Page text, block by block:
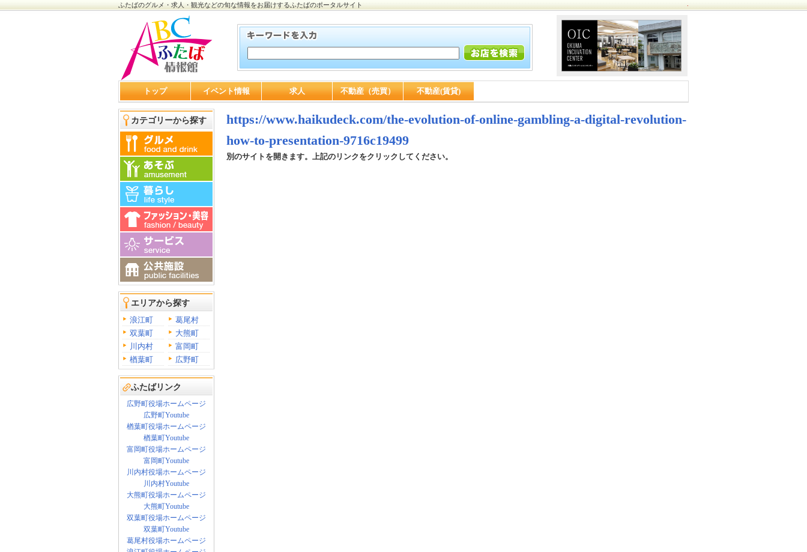
ふたばのグルメ・求人・観光などの旬な情報をお届けするふたばのポータルサイト
トップ イベント情報 求人 不動産（売買） 不動産(賃貸)
カテゴリーから探す
エリアから探す
浪江町
葛尾村
双葉町
大熊町
川内村
富岡町
楢葉町
広野町
ふたばリンク
広野町役場ホームページ
広野町Youtube
楢葉町役場ホームページ
楢葉町Youtube
富岡町役場ホームページ
富岡町Youtube
川内村役場ホームページ
川内村Youtube
大熊町役場ホームページ
大熊町Youtube
双葉町役場ホームページ
双葉町Youtube
葛尾村役場ホームページ
https://www.haikudeck.com/the-evolution-of-online-gambling-a-digital-revolution-
how-to-presentation-9716c19499
別のサイトを開きます。上記のリンクをクリックしてください。